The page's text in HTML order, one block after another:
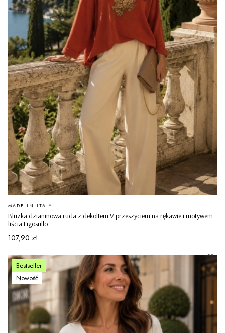
Bluzka dzianinowa ruda z dekoltem V przeszyciem na rękawie i motywem
liścia Ligosullo
PRODUCENT
MADE IN ITALY
Cena
107,90 zł
Bestseller
Nowość